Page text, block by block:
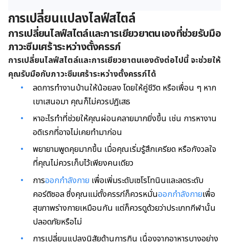
การเปลี่ยนแปลงไลฟ์สไตล์
การเปลี่ยนไลฟ์สไตล์และการเยียวยาตนเองที่ช่วยรับมือ
ภาวะซึมเศร้าระหว่างตั้งครรภ์
การเปลี่ยนไลฟ์สไตล์และการเยียวยาตนเองดังต่อไปนี้ จะช่วยให้
คุณรับมือกับภาวะซึมเศร้าระหว่างตั้งครรภ์ได้
ลดการทำงานบ้านให้น้อยลง โดยให้คู่ชีวิต หรือเพื่อน ๆ หาก
เขาเสนอมา คุณก็ไม่ควรปฎิเสธ
หาอะไรทำที่ช่วยให้คุณผ่อนคลายมากยิ่งขึ้น เช่น การหางาน
อดิเรกที่อาจไม่เคยทำมาก่อน
พยายามพูดคุยมากขึ้น เมื่อคุณเริ่มรู้สึกเครียด หรือกังวลใจ
ที่คุณไม่ควรเก็บไว้เพียงคนเดียว
การออกกำลังกาย เพื่อเพิ่มระดับเซโรโทนินและลดระดับ
คอร์ติซอล ซึ่งคุณแม่ตั้งครรภ์ก็ควรหมั่นออกกำลังกายเพื่อ
สุขภาพร่างกายเหมือนกัน แต่ก็ควรดูด้วยว่าประเภทกีฬานั้น
ปลอดภัยหรือไม่
การเปลี่ยนแปลงนิสัยด้านการกิน เนื่องจากอาหารบางอย่าง